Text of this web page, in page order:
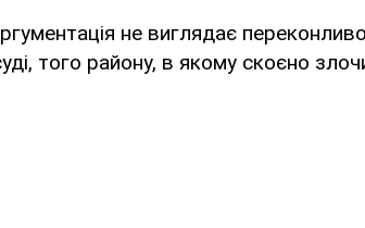
не виглядає
того району, в якому скоєно